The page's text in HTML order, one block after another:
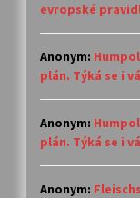
evropské
Anonym:
plán. Týká se i
Anonym:
plán. Týká se i
Anonym: